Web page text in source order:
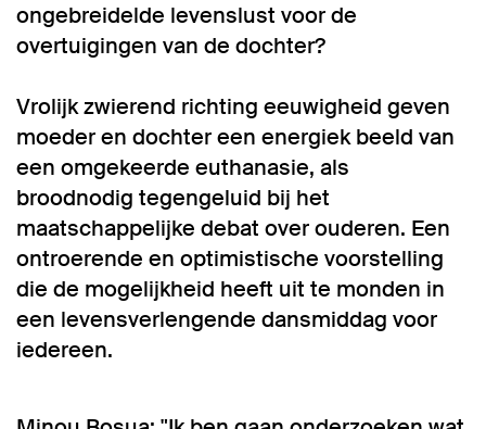
ongebreidelde levenslust voor de
overtuigingen van de dochter?
Vrolijk zwierend richting eeuwigheid geven
moeder en dochter een energiek beeld van
een omgekeerde euthanasie, als
broodnodig tegengeluid bij het
maatschappelijke debat over ouderen. Een
ontroerende en optimistische voorstelling
die de mogelijkheid heeft uit te monden in
een levensverlengende dansmiddag voor
iedereen.